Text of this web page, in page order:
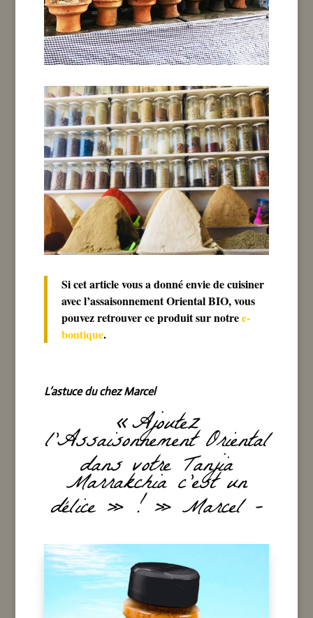
Si cet article vous a donné envie de cuisiner
avec l’assaisonnement Oriental BIO, vous
pouvez retrouver ce produit sur notree-
boutique.
L’astuce du chez Marcel
«Ajoutez
l’Assaisonnement Oriental
dans votre Tanjia
Marrakchia c’est un
délice » ! » Marcel –